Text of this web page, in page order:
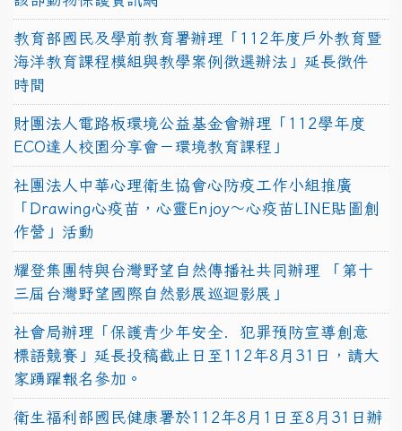
教育部國民及學前教育署辦理「112年度戶外教育暨
海洋教育課程模組與教學案例徵選辦法」延長徵件
時間
財團法人電路板環境公益基金會辦理「112學年度
ECO達人校園分享會－環境教育課程」
社團法人中華心理衛生協會心防疫工作小組推廣
「Drawing心疫苗，心靈Enjoy〜心疫苗LINE貼圖創
作營」活動
耀登集團特與台灣野望自然傳播社共同辦理 「第十
三屆台灣野望國際自然影展巡迴影展」
社會局辦理「保護青少年安全．犯罪預防宣導創意
標語競賽」延長投稿截止日至112年8月31日，請大
家踴躍報名參加。
衛生福利部國民健康署於112年8月1日至8月31日辦